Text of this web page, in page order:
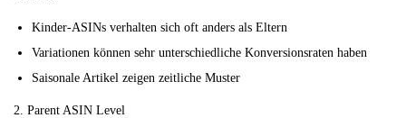
Kinder-ASINs verhalten sich oft anders als Eltern
Variationen können sehr unterschiedliche Konversionsraten haben
Saisonale Artikel zeigen zeitliche Muster
2. Parent ASIN Level